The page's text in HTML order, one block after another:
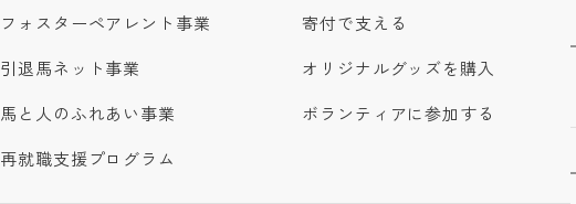
フォスターペアレント事業
引退馬ネット事業
馬と人のふれあい事業
再就職支援プログラム
寄付で支える
オリジナルグッズを購入
ボランティアに参加する